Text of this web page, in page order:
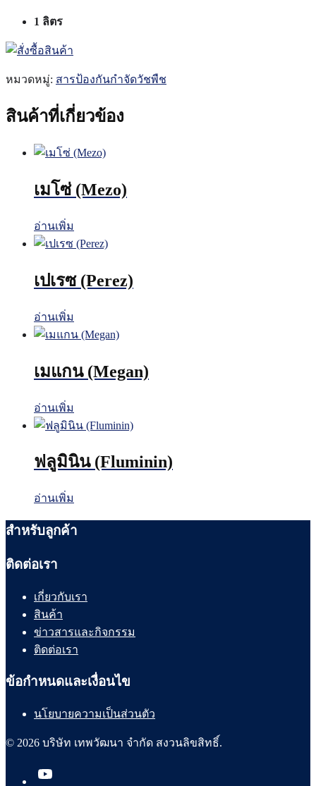
1 ลิตร
หมวดหมู่: สารป้องกันกำจัดวัชพืช
สินค้าที่เกี่ยวข้อง
เมโซ่ (Mezo)
อ่านเพิ่ม
เปเรซ (Perez)
อ่านเพิ่ม
เมแกน (Megan)
อ่านเพิ่ม
ฟลูมินิน (Fluminin)
อ่านเพิ่ม
สำหรับลูกค้า
ติดต่อเรา
เกี่ยวกับเรา
สินค้า
ข่าวสารและกิจกรรม
ติดต่อเรา
ข้อกำหนดและเงื่อนไข
นโยบายความเป็นส่วนตัว
© 2026 บริษัท เทพวัฒนา จำกัด สงวนลิขสิทธิ์.